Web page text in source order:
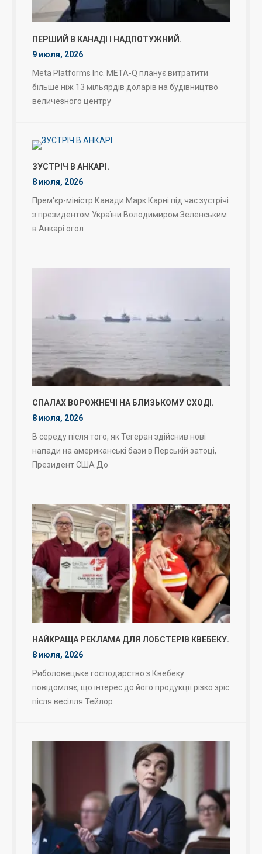
ПЕРШИЙ В КАНАДІ І НАДПОТУЖНИЙ.
9 июля, 2026
Meta Platforms Inc. META-Q планує витратити
більше ніж 13 мільярдів доларів на будівництво
величезного центру
ЗУСТРІЧ В АНКАРІ.
8 июля, 2026
Прем'єр-міністр Канади Марк Карні під час зустрічі
з президентом України Володимиром Зеленським
в Анкарі огол
СПАЛАХ ВОРОЖНЕЧІ НА БЛИЗЬКОМУ СХОДІ.
8 июля, 2026
В середу після того, як Тегеран здійснив нові
напади на американські бази в Перській затоці,
Президент США До
НАЙКРАЩА РЕКЛАМА ДЛЯ ЛОБСТЕРІВ КВЕБЕКУ.
8 июля, 2026
Риболовецьке господарство з Квебеку
повідомляє, що інтерес до його продукції різко зріс
після весілля Тейлор